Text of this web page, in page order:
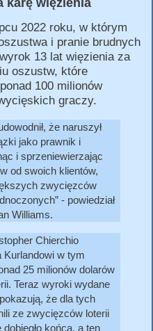
2022 roku, w którym
i pranie brudnych
13 lat więzienia za
oszustw, które
100 milionów
graczy.
że naruszył
jako prawnik i
i sprzeniewierzając
od swoich klientów,
zwycięzców
- powiedział
Williams.
Chierchio
Kurlandowi w tym
25 milionów dolarów
Teraz wyroki wydane
że dla tych
ze zwycięzców loterii
końca, a ten